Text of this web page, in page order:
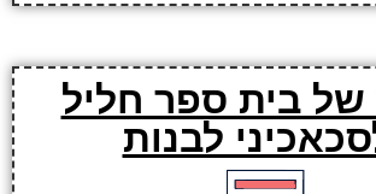
בית ספר חליל
לבנות